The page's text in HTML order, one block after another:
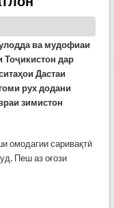
ва мудофиаи
Тоҷикистон дар
Дастаи
рух додани
зимистон
омодагии саривақтӣ
Пеш аз оғози